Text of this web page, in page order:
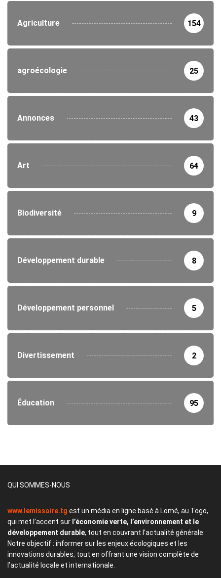
Agriculture 154
agroécologie 25
Annonces 43
Art 64
Biodiversité 9
Développement durable 8
Développement personnel 5
Divertissement 2
Éducation 95
QUI SOMMES-NOUS
www.lemissaire.tg est un média en ligne basé à Lomé, au Togo,
qui met l’accent sur l’économie verte, l’environnement et le
développement durable, tout en couvrant l’actualité générale.
Notre objectif : informer sur les enjeux écologiques et les
innovations durables, tout en offrant une vision complète de
l’actualité locale et internationale.